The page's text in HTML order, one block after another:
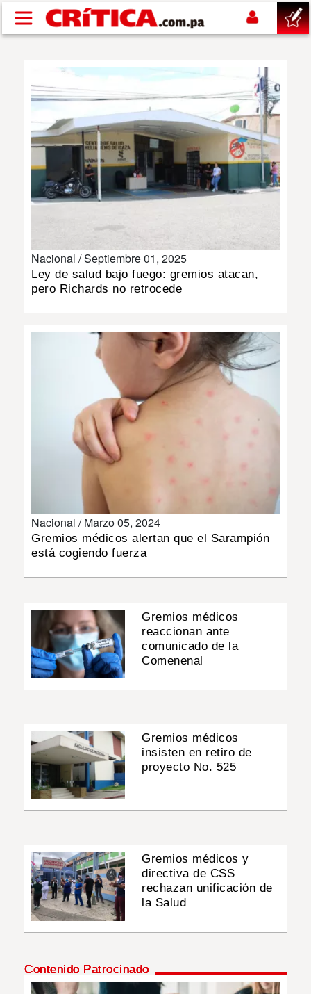
Pasar al contenido principal
SUCESOS
NACIONAL
POLÍTICA
DEPORTES
MUNDO
Nacional /Septiembre 01, 2025
Ley de salud bajo fuego: gremios atacan,
pero Richards no retrocede
Nacional /Marzo 05, 2024
Gremios médicos alertan que el Sarampión
está cogiendo fuerza
Gremios médicos
reaccionan ante
comunicado de la
Comenenal
Gremios médicos
insisten en retiro de
proyecto No. 525
Gremios médicos y
directiva de CSS
rechazan unificación de
la Salud
Contenido Patrocinado